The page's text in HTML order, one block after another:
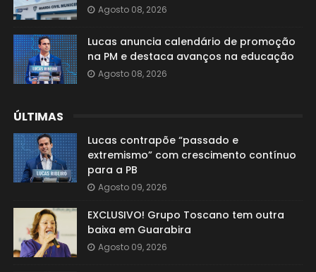
Agosto 08, 2026
Lucas anuncia calendário de promoção
na PM e destaca avanços na educação
Agosto 08, 2026
ÚLTIMAS
Lucas contrapõe “passado e
extremismo” com crescimento contínuo
para a PB
Agosto 09, 2026
EXCLUSIVO! Grupo Toscano tem outra
baixa em Guarabira
Agosto 09, 2026